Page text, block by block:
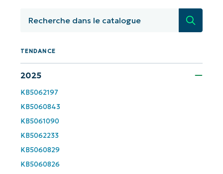
TENDANCE
2025
KB5062197
KB5060843
KB5061090
KB5062233
KB5060829
KB5060826
Phone
Company
name*